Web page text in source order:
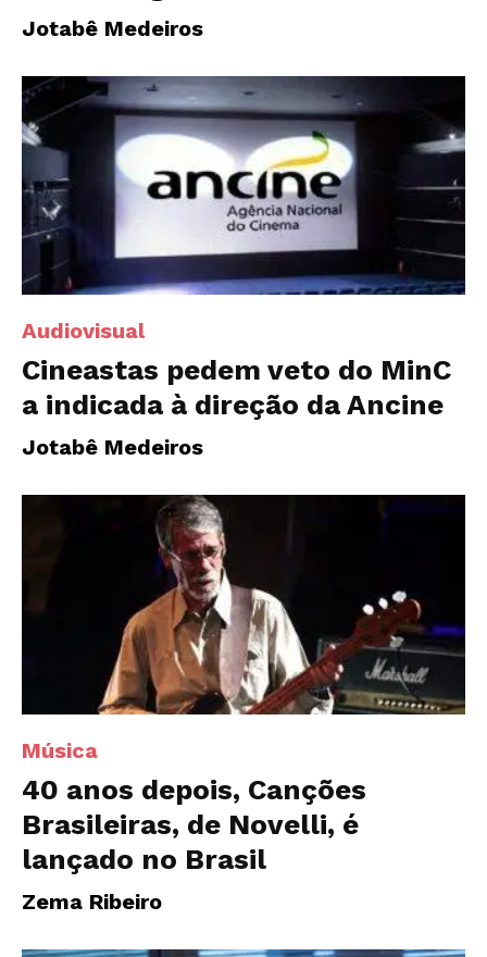
Jotabê Medeiros
Audiovisual
Cineastas pedem veto do MinC
a indicada à direção da Ancine
Jotabê Medeiros
Música
40 anos depois, Canções
Brasileiras, de Novelli, é
lançado no Brasil
Zema Ribeiro